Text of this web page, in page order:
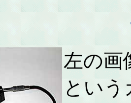
左の画
とい